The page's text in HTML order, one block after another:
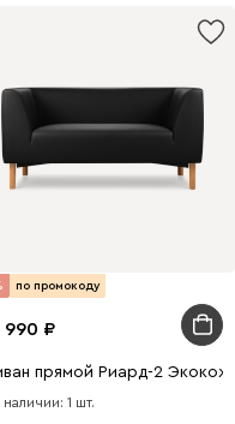
по промокоду
990
прямой Риард-2
1 шт.